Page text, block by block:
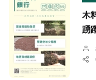
木
踴